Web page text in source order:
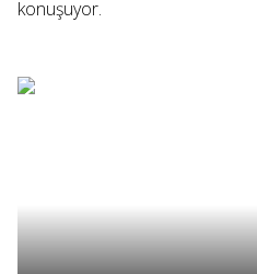
konuşuyor.